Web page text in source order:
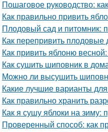
Пошаговое руководство:
Как правильно привить
Плодовый сад и питомник:
Как перепривить плодовые
Как привить яблоню
Как сушить шиповник в
Можно ли высушить
Какие лучшие варианты
Как правильно хранить
Как я сушу яблоки на зиму:
Проверенный способ: как